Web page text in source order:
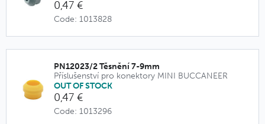
0,47 €
Code: 1013828
PN12023/2 Těsnění 7-9mm
Příslušenství pro konektory MINI BUCCANEER
OUT OF STOCK
0,47 €
Code: 1013296